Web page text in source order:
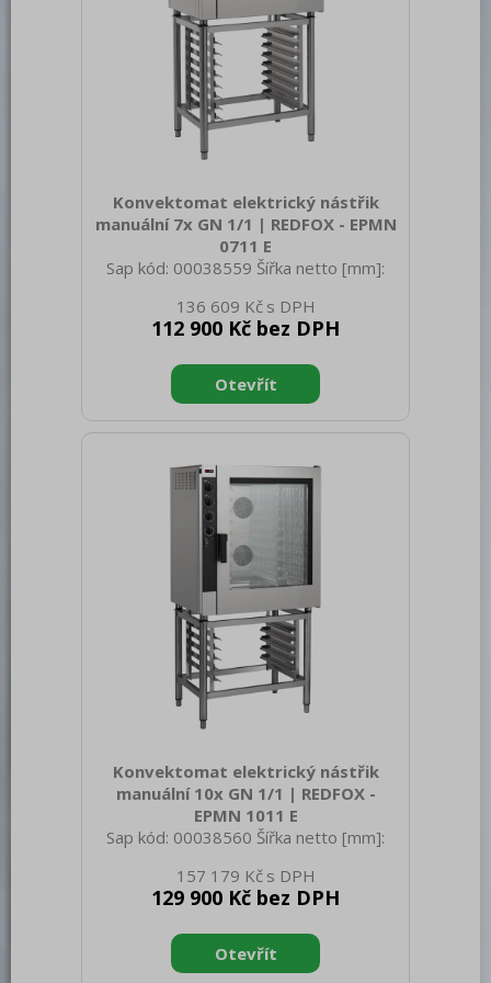
Konvektomat elektrický nástřik
manuální 7x GN 1/1 | REDFOX - EPMN
0711 E
Sap kód: 00038559 Šířka netto [mm]:
netto [mm]: 823 Hmotnost netto [kg]:
95.00 Šířka brutto [mm]: 940 Hloubka
970 Hmotnost brutto [kg]: 105.00 Typ
spotřebiče: Elektrické zařízení Příkon
elektrický [kW]: 9.600 Napájení: 400 V /
barva zařízení: Nerezové Nastavitelné
nožičky: Ano Řízení vlhkosti: Ne
Stohovatelnost: Ano Typ ovládání:
Mechanické Typ vývinu páry: Ná
136 609 Kč
112 900 Kč bez DPH
Konvektomat elektrický nástřik
manuální 10x GN 1/1 | REDFOX -
EPMN 1011 E
Sap kód: 00038560 Šířka netto [mm]:
netto [mm]: 1023 Hmotnost netto [kg]:
100.00 Šířka brutto [mm]: 940 Hloubka
1160 Hmotnost brutto [kg]: 130.00 Typ
spotřebiče: Elektrické zařízení Příkon
157 179 Kč
129 900 Kč bez DPH